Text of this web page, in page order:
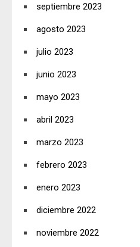
septiembre 2023
agosto 2023
julio 2023
junio 2023
mayo 2023
abril 2023
marzo 2023
febrero 2023
enero 2023
diciembre 2022
noviembre 2022